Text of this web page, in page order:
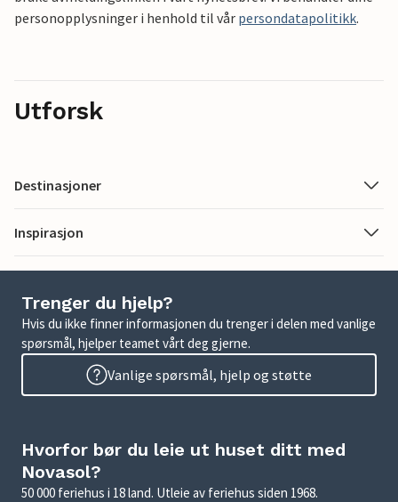
personopplysninger i henhold til vår persondatapolitikk.
Utforsk
Destinasjoner
Inspirasjon
Trenger du hjelp?
Hvis du ikke finner informasjonen du trenger i delen med vanlige
spørsmål, hjelper teamet vårt deg gjerne.
Vanlige spørsmål, hjelp og støtte
Hvorfor bør du leie ut huset ditt med
Novasol?
50 000 feriehus i 18 land. Utleie av feriehus siden 1968.